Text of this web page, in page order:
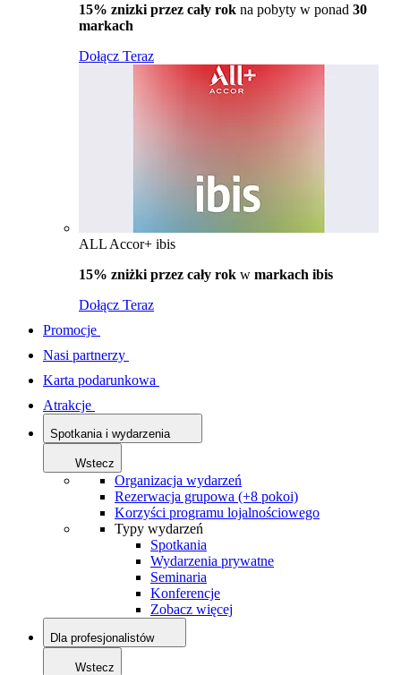
15% znizki przez cały rok na pobyty w ponad 30
markach
Dołącz Teraz
ALL Accor+ ibis
15% zniżki przez cały rok w markach ibis
Dołącz Teraz
Promocje
Nasi partnerzy
Karta podarunkowa
Atrakcje
Spotkania i wydarzenia
Wstecz
Organizacja wydarzeń
Rezerwacja grupowa (+8 pokoi)
Korzyści programu lojalnościowego
Typy wydarzeń
Spotkania
Wydarzenia prywatne
Seminaria
Konferencje
Zobacz więcej
Dla profesjonalistów
Wstecz